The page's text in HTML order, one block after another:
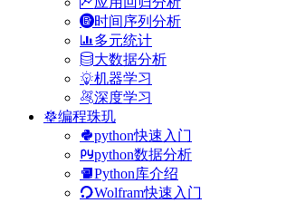
时间序列分析
多元统计
大数据分析
机器学习
深度学习
编程珠玑
python快速入门
python数据分析
Python库介绍
Wolfram快速入门